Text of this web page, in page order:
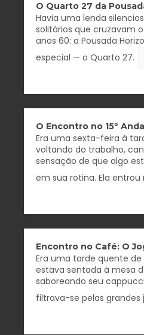
O Quarto 27 da
Havia uma lenda
solitários que cruzavam
anos 60: a Pousada
especial — o Quarto 27.
O Encontro no 15º
Era uma sexta-feira à
voltando do trabalho,
sensação de que algo
em sua rotina. Ela entrou
Encontro no Café: O
Era uma tarde quente de
estava sentada à mesa
saboreando seu
filtrava-se pelas grandes